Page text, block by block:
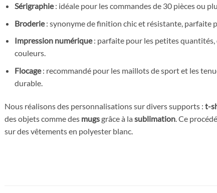
Sérigraphie: idéale pour les commandes de 30 pièces ou
Broderie: synonyme de finition chic et résistante, parfaite
Impression numérique: parfaite pour les petites
couleurs.
Flocage: recommandé pour les maillots de sport et les
durable.
Nous réalisons des personnalisations sur divers supports : t-
des objets comme des mugsgrâce à la sublimation. Ce
sur des vêtements en polyester blanc.